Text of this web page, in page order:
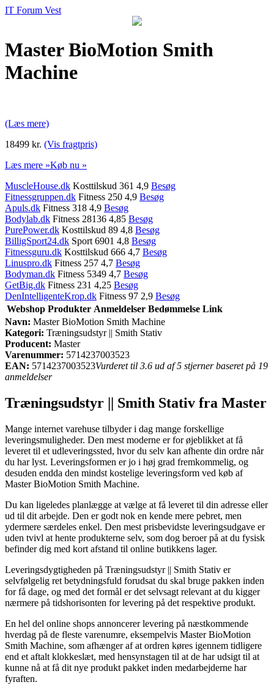
IT Forum Vest
Master BioMotion Smith
Machine
(Læs mere)
18499 kr. (Vis fragtpris)
Læs mere »Køb nu »
MuscleHouse.dk Kosttilskud 361 4,9 Besøg
Fitnessgruppen.dk Fitness 250 4,9 Besøg
Apuls.dk Fitness 318 4,9 Besøg
Bodylab.dk Fitness 28136 4,85 Besøg
PurePower.dk Kosttilskud 89 4,8 Besøg
BilligSport24.dk Sport 6901 4,8 Besøg
Fitnessguru.dk Kosttilskud 666 4,7 Besøg
Linuspro.dk Fitness 257 4,7 Besøg
Bodyman.dk Fitness 5349 4,7 Besøg
GetBig.dk Fitness 231 4,25 Besøg
DenIntelligenteKrop.dk Fitness 97 2,9 Besøg
Webshop Produkter Anmeldelser Bedømmelse Link
Navn: Master BioMotion Smith Machine
Kategori: Træningsudstyr || Smith Stativ
Producent: Master
Varenummer: 5714237003523
EAN: 5714237003523Vurderet til 3.6 ud af 5 stjerner baseret på 19
anmeldelser
Træningsudstyr || Smith Stativ fra Master
Mange internet varehuse tilbyder i dag mange forskellige
leveringsmuligheder. Den mest moderne er for øjeblikket at få
leveret til et udleveringssted, hvor du selv kan afhente din ordre når
du har lyst. Leveringsformen er jo i høj grad fremkommelig, og
desuden endda den mindst kostelige leveringsform ved køb af
Master BioMotion Smith Machine.
Du kan ligeledes planlægge at vælge at få leveret til din adresse eller
ud til dit arbejde. Den er godt nok en kende mere pebret, men
ydermere særdeles enkel. Den mest prisbevidste leveringsudgave er
uden tvivl at hente produkterne selv, som dog beroer på at du fysisk
befinder dig med kort afstand til online butikkens lager.
Leveringsdygtigheden på Træningsudstyr || Smith Stativ er
selvfølgelig ret betydningsfuld forudsat du skal bruge pakken inden
for få dage, og med det formål er det selvsagt relevant at du kigger
nærmere på tidshorisonten for levering på det respektive produkt.
En hel del online shops annoncerer levering på næstkommende
hverdag på de fleste varenumre, eksempelvis Master BioMotion
Smith Machine, som afhænger af at ordren køres igennem tidligere
end et aftalt klokkeslæt, med hensynstagen til at de har udsigt til at
kunne nå at få dit nye produkt pakket inden medarbejderne har
fyraften.